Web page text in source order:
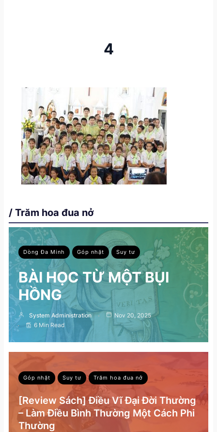
4
/ Trăm hoa đua nở
Dòng Đa Minh Góp nhặt Suy tư
BÀI HỌC TỪ MỘT BỤI
HỒNG
System Administration
Nov 20, 2025
6 Min Read
Góp nhặt Suy tư Trăm hoa đua nở
[Review Sách] Điều Vĩ Đại Đời Thường
– Làm Điều Bình Thường Một Cách Phi
Thường